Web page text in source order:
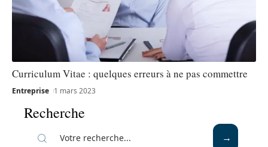
Curriculum Vitae : quelques erreurs à ne pas commettre
Entreprise 1 mars 2023
Recherche